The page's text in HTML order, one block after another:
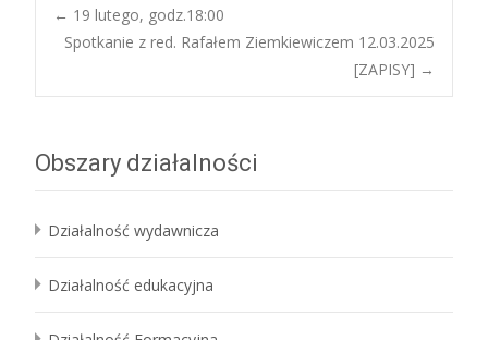
Post
navigation
← 19 lutego, godz.18:00
Spotkanie z red. Rafałem Ziemkiewiczem 12.03.2025
[ZAPISY] →
Obszary działalności
Działalność wydawnicza
Działalność edukacyjna